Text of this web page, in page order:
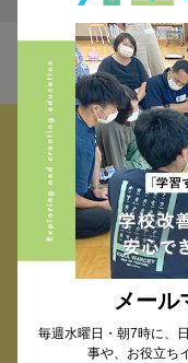
校種か
小学校 (294)
特別支援 (11)
オルタナテ
メール
毎週水曜日・朝7時に、
事や、お役立ち